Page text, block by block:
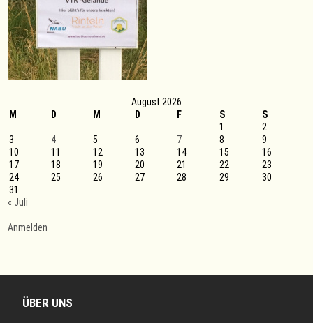
August 2026
M
D M D F S
S
1
2
3
4 5 6 7 8
9
10
11 12 13 14 15
16
17
18 19 20 21 22
23
24
25 26 27 28 29
30
31
« Juli
Anmelden
ÜBER UNS